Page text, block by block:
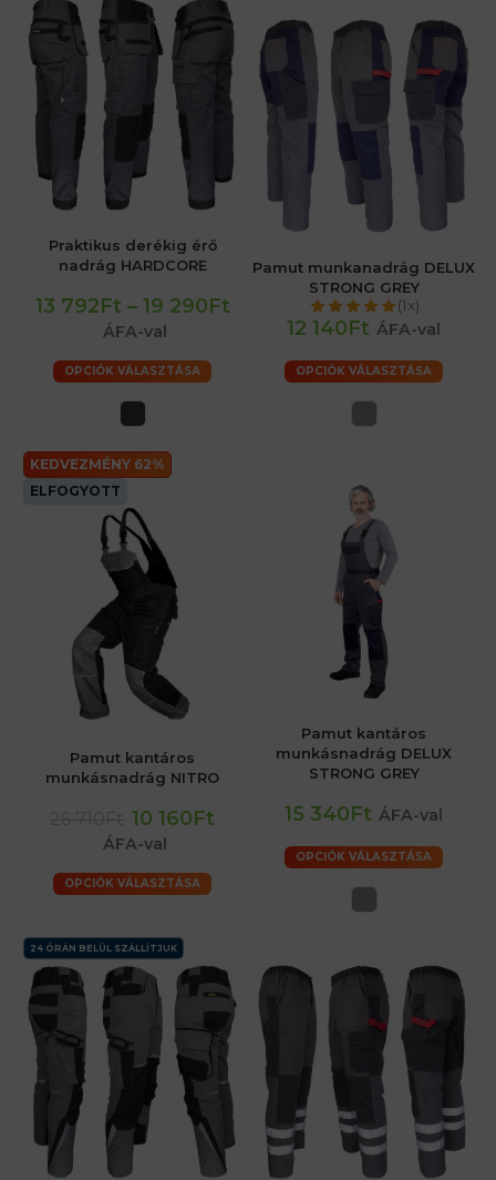
Praktikus derékig érő
nadrág HARDCORE
13 792Ft – 19 290Ft
ÁFA-val
OPCIÓK VÁLASZTÁSA
Pamut munkanadrág DELUX
STRONG GREY
(1x)
12 140Ft ÁFA-val
OPCIÓK VÁLASZTÁSA
KEDVEZMÉNY 62%
ELFOGYOTT
Pamut kantáros
munkásnadrág NITRO
10 160Ft
ÁFA-val
OPCIÓK VÁLASZTÁSA
Pamut kantáros
munkásnadrág DELUX
STRONG GREY
15 340Ft ÁFA-val
OPCIÓK VÁLASZTÁSA
24 ÓRÁN BELÜL SZÁLLÍTJUK